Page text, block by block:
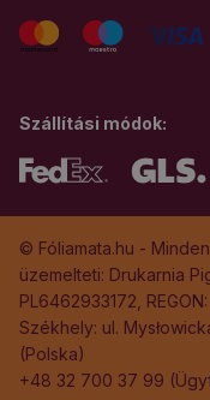
Szállítási módok:
© Fóliamata.hu -
üzemelteti: Drukarnia
PL6462933172,
Székhely: ul.
(Polska)
+48 32 700 37 99